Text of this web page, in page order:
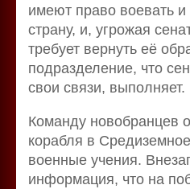
имеют право воевать и
страну, и, угрожая
требует вернуть её
подразделение, что
свои связи, выполняет.
Команду новобранцев
корабля в
военные учения.
информация, что на